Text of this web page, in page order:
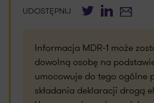
UDOSTĘPNIJ TwitterLinkedIn
E-mail
Informacja MDR-1 może
dowolną osobę na
umocowuje do tego ogólne
składania deklaracji drogą